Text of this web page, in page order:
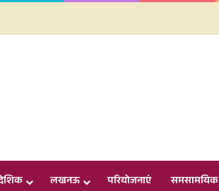
लखनऊ परियोजनाएं समसामयिक